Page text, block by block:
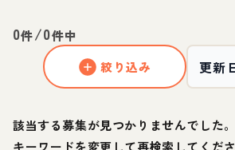
0件/0件中
絞り込み
該当する募集が見つかりませんでした。
キーワードを変更して再検索してくださ